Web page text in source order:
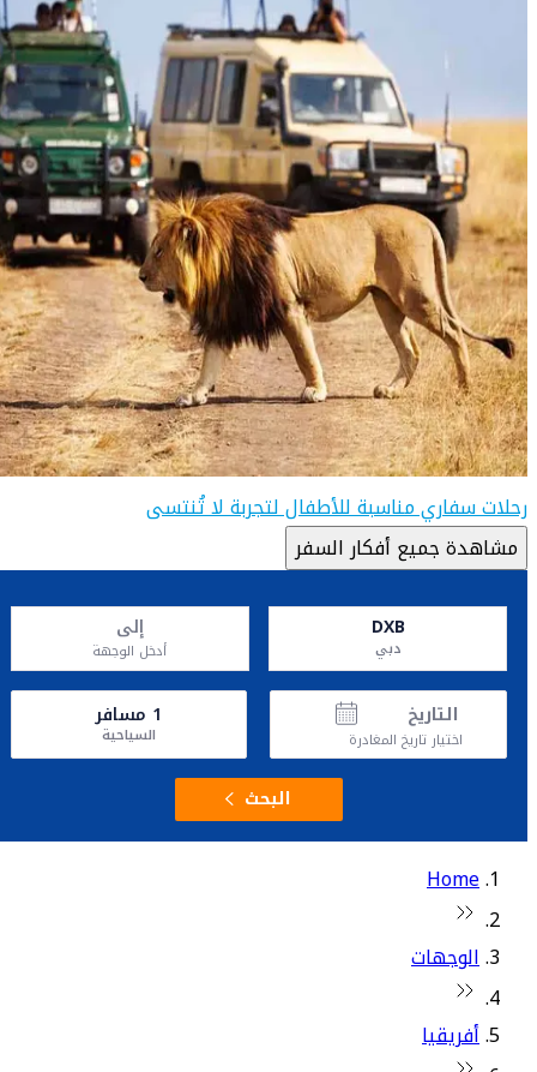
رحلات سفاري مناسبة للأطفال لتجربة لا تُنتسى
مشاهدة جميع أفكار السفر
DXB
دبي
إلى
أدخل الوجهة
التاريخ
اختيار تاريخ المغادرة
1 مسافر
السياحية
البحث
Home
الوجهات
أفريقيا